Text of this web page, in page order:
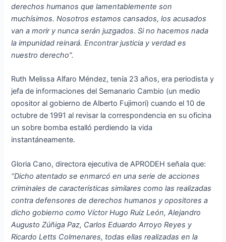
derechos humanos que lamentablemente son
muchísimos. Nosotros estamos cansados, los acusados
van a morir y nunca serán juzgados. Si no hacemos nada
la impunidad reinará. Encontrar justicia y verdad es
nuestro derecho”.
Ruth Melissa Alfaro Méndez, tenía 23 años, era periodista y
jefa de informaciones del Semanario Cambio (un medio
opositor al gobierno de Alberto Fujimori) cuando el 10 de
octubre de 1991 al revisar la correspondencia en su oficina
un sobre bomba estalló perdiendo la vida
instantáneamente.
Gloria Cano, directora ejecutiva de APRODEH señala que:
“Dicho atentado se enmarcó en una serie de acciones
criminales de características similares como las realizadas
contra defensores de derechos humanos y opositores a
dicho gobierno como Víctor Hugo Ruíz León, Alejandro
Augusto Zúñiga Paz, Carlos Eduardo Arroyo Reyes y
Ricardo Letts Colmenares, todas ellas realizadas en la